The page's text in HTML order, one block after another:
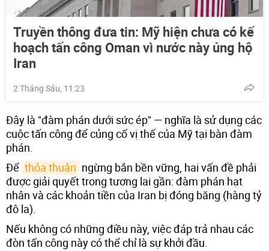
Truyền thông đưa tin: Mỹ hiện chưa có kế
hoạch tấn công Oman vì nước này ủng hộ
Iran
2 Tháng Sáu, 11:23
Đây là "đàm phán dưới sức ép" — nghĩa là sử dụng các
cuộc tấn công để củng cố vị thế của Mỹ tại bàn đàm
phán.
Để thỏa thuận ngừng bắn bền vững, hai vấn đề phải
được giải quyết trong tương lai gần: đàm phán hạt
nhân và các khoản tiền của Iran bị đóng băng (hàng tỷ
đô la).
Nếu không có những điều này, việc đáp trả nhau các
đòn tấn công này có thể chỉ là sự khởi đầu.